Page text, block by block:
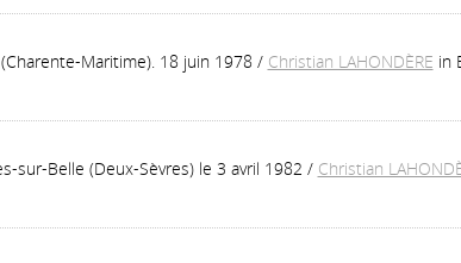
Maritime). 18 juin 1978 / Christian LAHONDÈRE in
sur-Belle (Deux-Sèvres) le 3 avril 1982 / Christian